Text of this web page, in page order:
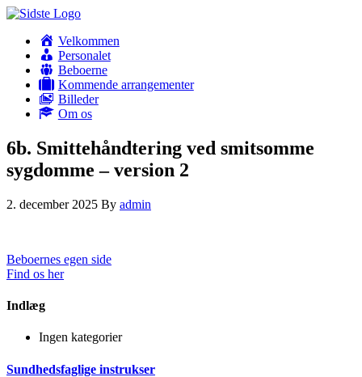
Velkommen
Personalet
Beboerne
Kommende arrangementer
Billeder
Om os
6b. Smittehåndtering ved smitsomme
sygdomme – version 2
2. december 2025 By admin
Beboernes egen side
Find os her
Indlæg
Ingen kategorier
Sundhedsfaglige instrukser